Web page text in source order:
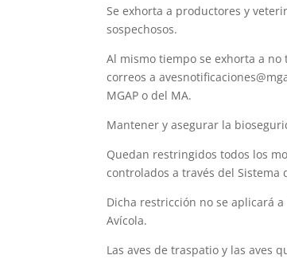
Se exhorta a productores y
sospechosos.
Al mismo tiempo se exhorta a
correos a
MGAP o del MA.
Mantener y asegurar la
Quedan restringidos todos los
controlados a través del Sistema
Dicha restricción no se aplicará
Avícola.
Las aves de traspatio y las aves